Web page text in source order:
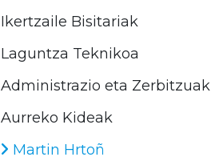
Ikertzaile Bisitariak
Laguntza Teknikoa
Administrazio eta Zerbitzuak
Aurreko Kideak
Martin Hrtoñ